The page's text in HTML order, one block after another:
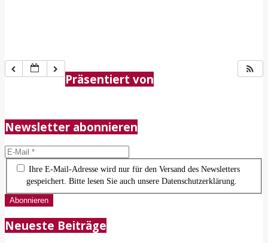
2018-
05-
Präsentiert von
Newsletter abonnieren
Ihre E-Mail-Adresse wird nur für den Versand des Newsletters
gespeichert. Bitte lesen Sie auch unsere Datenschutzerklärung.
Neueste Beiträge